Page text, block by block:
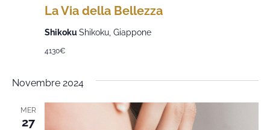
La Via della Bellezza
Shikoku Shikoku, Giappone
4130€
Novembre 2024
MER
27